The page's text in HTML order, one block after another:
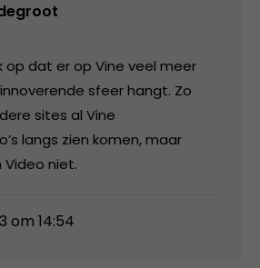
op dat er op Vine veel meer
sfeer hangt. Zo
sites al Vine
langs zien komen, maar
niet.
om 14:54